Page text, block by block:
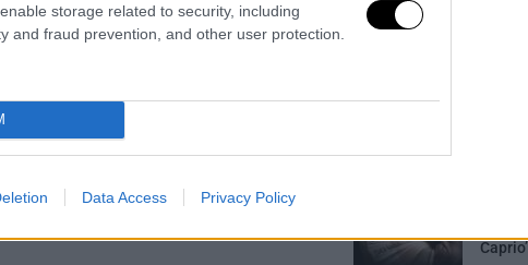
storage related to security, including
and fraud prevention, and other user protection.
Data Access Privacy Policy
Salernitano:
Il cadavere di un uomo in
decomposizione è stato
pressi dell'ingresso dei